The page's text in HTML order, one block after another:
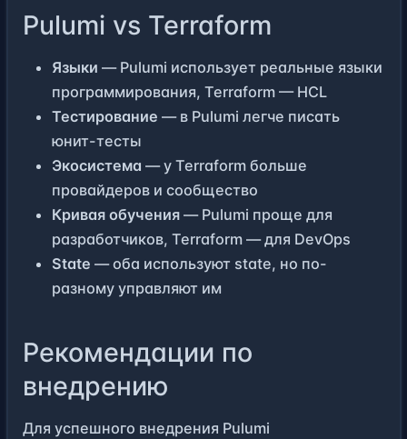
Pulumi vs Terraform
Языки — Pulumi использует реальные языки
программирования, Terraform — HCL
Тестирование — в Pulumi легче писать
юнит-тесты
Экосистема — у Terraform больше
провайдеров и сообщество
Кривая обучения — Pulumi проще для
разработчиков, Terraform — для DevOps
State — оба используют state, но по-
разному управляют им
Рекомендации по
внедрению
Для успешного внедрения Pulumi